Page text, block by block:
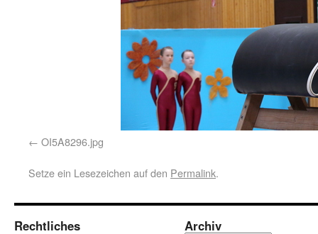
OI5A8296.jpg
Setze ein Lesezeichen auf den Permalink.
Rechtliches Archiv